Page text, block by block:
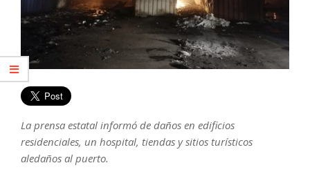
La prensa estatal informó de daños en edificios
residenciales, un hospital, tiendas y sitios turísticos
aledaños al puerto.